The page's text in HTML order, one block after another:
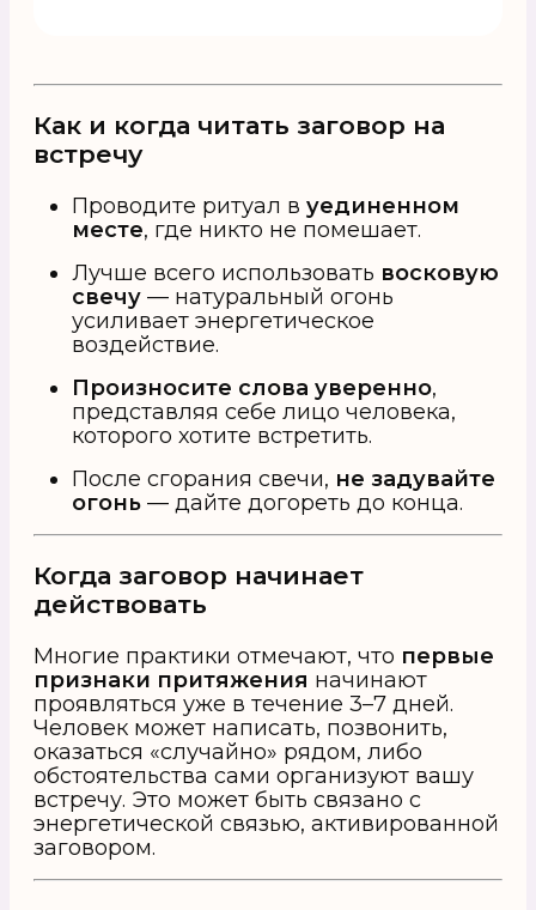
Как и когда читать заговор на
встречу
Проводите ритуал в уединенном
месте, где никто не помешает.
Лучше всего использовать восковую
свечу — натуральный огонь
усиливает энергетическое
воздействие.
Произносите слова уверенно,
представляя себе лицо человека,
которого хотите встретить.
После сгорания свечи, не задувайте
огонь — дайте догореть до конца.
Когда заговор начинает
действовать
Многие практики отмечают, что первые
признаки притяжения начинают
проявляться уже в течение 3–7 дней.
Человек может написать, позвонить,
оказаться «случайно» рядом, либо
обстоятельства сами организуют вашу
встречу. Это может быть связано с
энергетической связью, активированной
заговором.